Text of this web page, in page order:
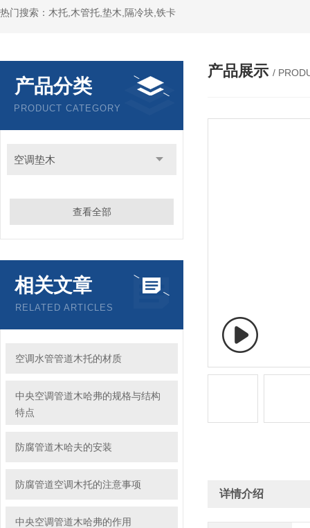
热门搜索：木托,木管托,垫木,隔冷块,铁卡
产品分类
PRODUCT CATEGORY
空调垫木
查看全部
相关文章
RELATED ARTICLES
空调水管管道木托的材质
中央空调管道木哈弗的规格与结构
特点
防腐管道木哈夫的安装
防腐管道空调木托的注意事项
中央空调管道木哈弗的作用
产品展示 /
详情介绍